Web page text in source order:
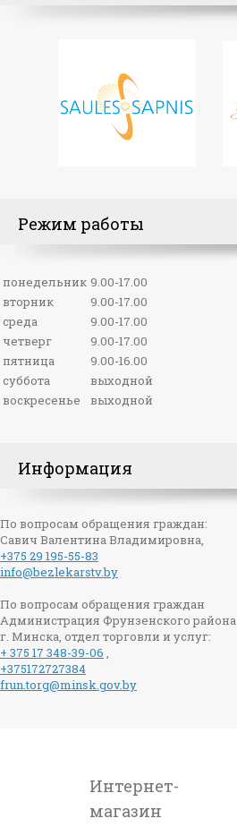
Гель для тела Пантенол 10% с
Алоэ вера охлаждающий, 100
мл
6 руб.
Подробнее
Жидкий концентрат для ванн
Шоколад, 1 л
Режим работы
понедельник 9.00-17.00
вторник
9.00-17.00
среда
9.00-17.00
четверг
9.00-17.00
пятница
9.00-16.00
суббота
выходной
воскресенье
выходной
Информация
По вопросам обращения граждан:
Савич Валентина Владимировна,
+375 29 195-55-83
info@bezlekarstv.by
По вопросам обращения граждан
Администрация Фрунзенского района
г. Минска, отдел торговли и услуг:
+ 375 17 348-39-06 ,
+375172727384
frun.torg@minsk.gov.by
Интернет-
магазин